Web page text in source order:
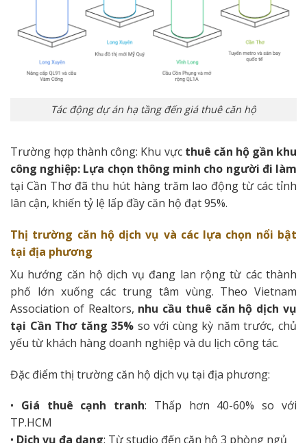
Tác động dự án hạ tầng đến giá thuê căn hộ
Trường hợp thành công: Khu vực thuê căn hộ gần khu
công nghiệp: Lựa chọn thông minh cho người đi làm
tại Cần Thơ đã thu hút hàng trăm lao động từ các tỉnh
lân cận, khiến tỷ lệ lấp đầy căn hộ đạt 95%.
Thị trường căn hộ dịch vụ và các lựa chọn nổi bật
tại địa phương
Xu hướng căn hộ dịch vụ đang lan rộng từ các thành
phố lớn xuống các trung tâm vùng. Theo Vietnam
Association of Realtors, nhu cầu thuê căn hộ dịch vụ
tại Cần Thơ tăng 35% so với cùng kỳ năm trước, chủ
yếu từ khách hàng doanh nghiệp và du lịch công tác.
Đặc điểm thị trường căn hộ dịch vụ tại địa phương:
• Giá thuê cạnh tranh: Thấp hơn 40-60% so với
TP.HCM
• Dịch vụ đa dạng: Từ studio đến căn hộ 3 phòng ngủ